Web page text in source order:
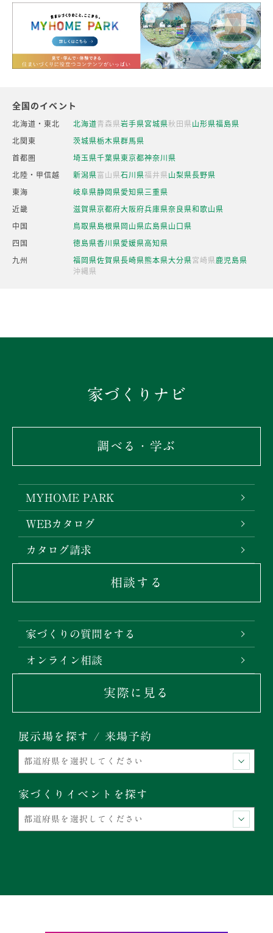
全国のイベント
北海道・東北 北海道青森県岩手県宮城県秋田県山形県福島県
北関東
茨城県栃木県群馬県
首都圏
埼玉県千葉県東京都神奈川県
北陸・甲信越
新潟県富山県石川県福井県山梨県長野県
東海
岐阜県静岡県愛知県三重県
近畿
滋賀県京都府大阪府兵庫県奈良県和歌山県
中国
鳥取県島根県岡山県広島県山口県
四国
徳島県香川県愛媛県高知県
九州
福岡県佐賀県長崎県熊本県大分県宮崎県鹿児島県
沖縄県
家づくりナビ
調べる・学ぶ
MYHOME PARK
WEBカタログ
カタログ請求
相談する
家づくりの質問をする
オンライン相談
実際に見る
展示場を探す / 来場予約
家づくりイベントを探す